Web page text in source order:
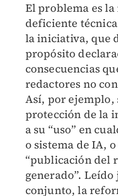
El problema es la
deficiente
la iniciativa, que
propósito
consecuencias
redactores no
Así, por ejemplo,
protección de la
a su “uso” en
o sistema de IA,
“publicación del
generado”.
conjunto, la